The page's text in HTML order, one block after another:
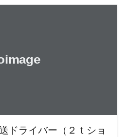
ドライバー（２ｔショ